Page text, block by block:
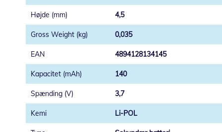
4,5
0,035
4894128134145
140
3,7
Li-POL